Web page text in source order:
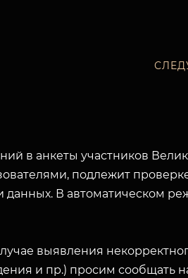
в анкеты участников
подлежит
данных. В автоматическом
выявления
и пр.) просим сообщать